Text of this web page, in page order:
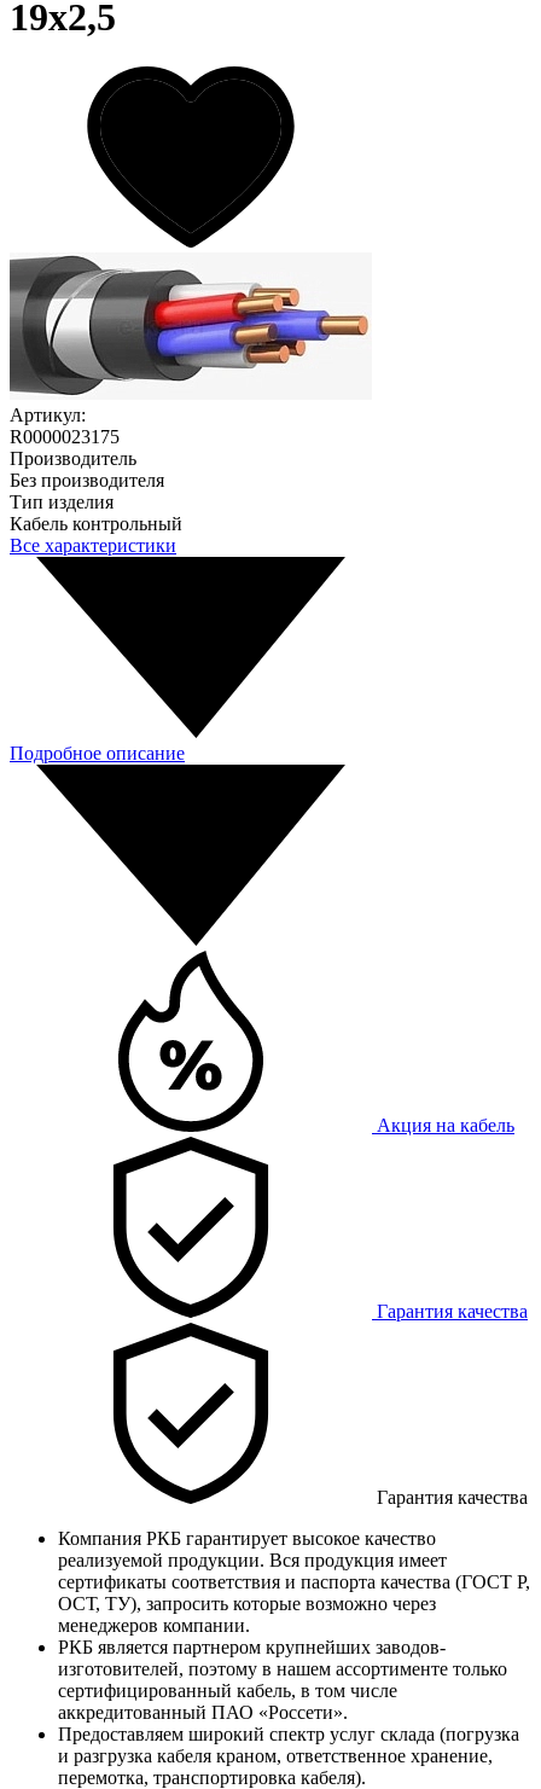
19х2,5
Артикул:
R0000023175
Производитель
Без производителя
Тип изделия
Кабель контрольный
Все характеристики
Подробное описание
Акция на кабель
Гарантия качества
Гарантия качества
Компания РКБ гарантирует высокое качество
реализуемой продукции. Вся продукция имеет
сертификаты соответствия и паспорта качества (ГОСТ Р,
ОСТ, ТУ), запросить которые возможно через
менеджеров компании.
РКБ является партнером крупнейших заводов-
изготовителей, поэтому в нашем ассортименте только
сертифицированный кабель, в том числе
аккредитованный ПАО «Россети».
Предоставляем широкий спектр услуг склада (погрузка
и разгрузка кабеля краном, ответственное хранение,
перемотка, транспортировка кабеля).